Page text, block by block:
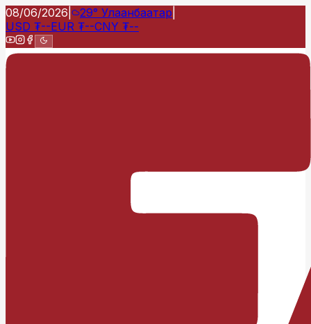
08/06/2026 29° Улаанбаатар
USD ₮--EUR ₮--CNY ₮--